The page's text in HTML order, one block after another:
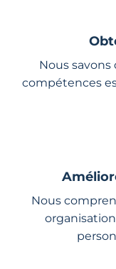
Nous savons
compétences
Nous